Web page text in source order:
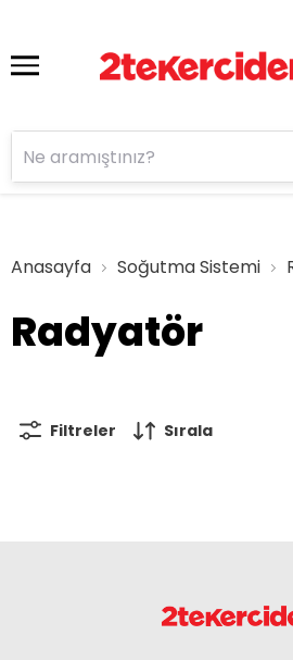
Anasayfa Soğutma Sistemi
Radyatör
Filtreler Sırala